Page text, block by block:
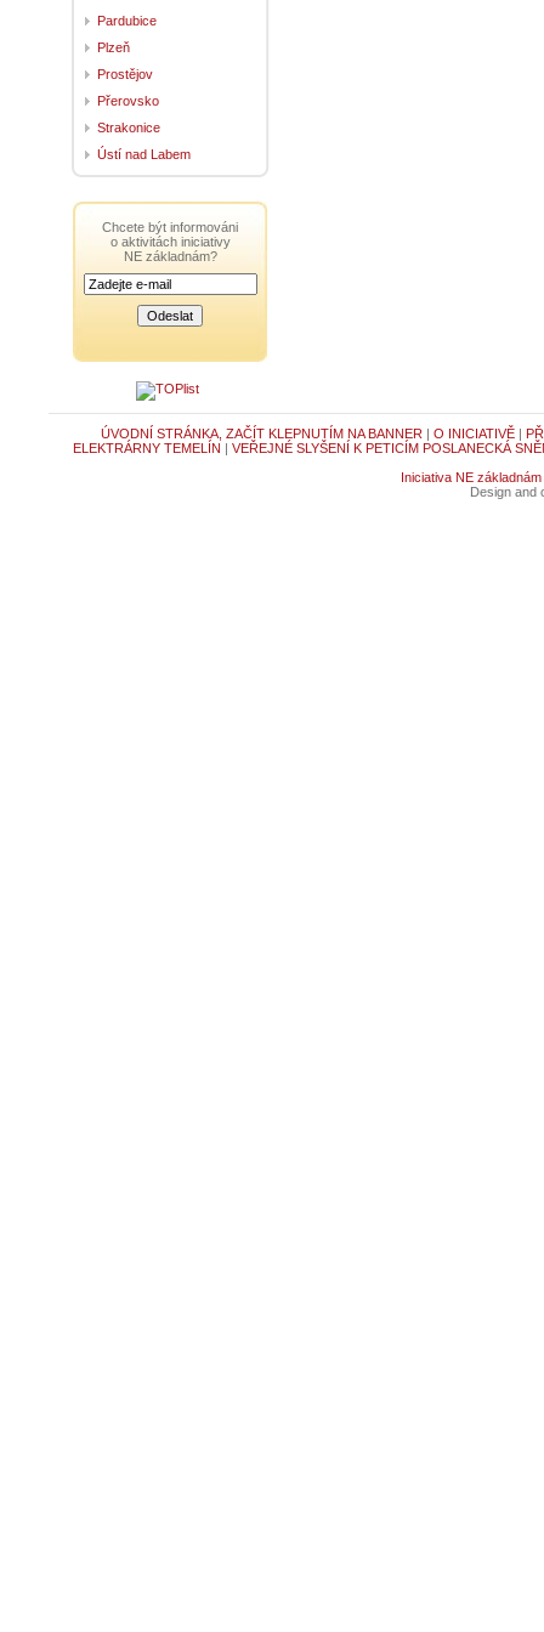
Pardubice
Plzeň
Prostějov
Přerovsko
Strakonice
Ústí nad Labem
Chcete být informováni
o aktivitách iniciativy
NE základnám?
ÚVODNÍ STRÁNKA, ZAČÍT KLEPNUTÍM NA BANNER | O INICIATIVĚ|
ELEKTRÁRNY TEMELÍN | VEŘEJNÉ SLYŠENÍ K PETICÍM POSLANECKÁ
Iniciativa NE základnám
Design and